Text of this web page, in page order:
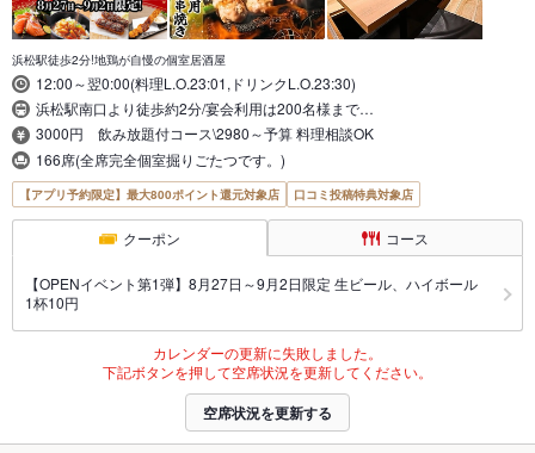
浜松駅徒歩2分!地鶏が自慢の個室居酒屋
12:00～翌0:00(料理L.O.23:01,ドリンクL.O.23:30)
浜松駅南口より徒歩約2分/宴会利用は200名様まで…
3000円 飲み放題付コース\2980～予算 料理相談OK
166席(全席完全個室掘りごたつです。)
【アプリ予約限定】最大800ポイント還元対象店 口コミ投稿特典対象店
クーポン コース
【OPENイベント第1弾】8月27日～9月2日限定 生ビール、ハイボール
1杯10円
カレンダーの更新に失敗しました。
下記ボタンを押して空席状況を更新してください。
空席状況を更新する